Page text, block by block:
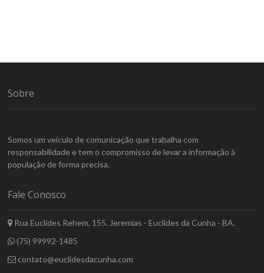
Sobre
Somos um veículo de comunicação que trabalha com
responsabilidade e tem o compromisso de levar a informação à
população de forma precisa.
Fale Conosco
Rua Euclides Rehem, 155. Jeremias - Euclides da Cunha - BA.
(75) 99992-1485
contato@euclidesdacunha.com